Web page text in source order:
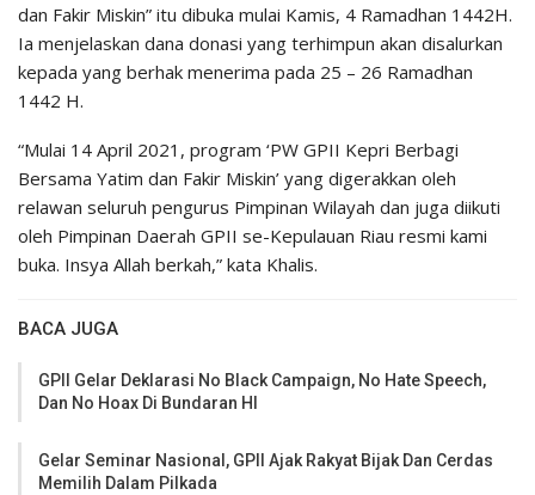
dan Fakir Miskin” itu dibuka mulai Kamis, 4 Ramadhan 1442H.
Ia menjelaskan dana donasi yang terhimpun akan disalurkan
kepada yang berhak menerima pada 25 – 26 Ramadhan
1442 H.
“Mulai 14 April 2021, program ‘PW GPII Kepri Berbagi
Bersama Yatim dan Fakir Miskin’ yang digerakkan oleh
relawan seluruh pengurus Pimpinan Wilayah dan juga diikuti
oleh Pimpinan Daerah GPII se-Kepulauan Riau resmi kami
buka. Insya Allah berkah,” kata Khalis.
BACA JUGA
GPII Gelar Deklarasi No Black Campaign, No Hate Speech,
Dan No Hoax Di Bundaran HI
Gelar Seminar Nasional, GPII Ajak Rakyat Bijak Dan Cerdas
Memilih Dalam Pilkada